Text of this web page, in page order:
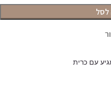
לסל
עם כרית